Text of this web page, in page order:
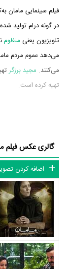
فیلم سینمایی مامان
در گونه درام تولید
تلویزیون یعنی منظوم
می‌دهد عموم مردم
می‌کنند. مجید برزگر
تهیه کرده است.
ابراهیمی،امیر نوروزی
افشاری‌نسب
جلوی دوربین رفته‌اند
کم‌بازیگر و با تعداد
داستان فیلم مامان
از محتوا و داستان
گالری عکس فیلم
اضافه کردن